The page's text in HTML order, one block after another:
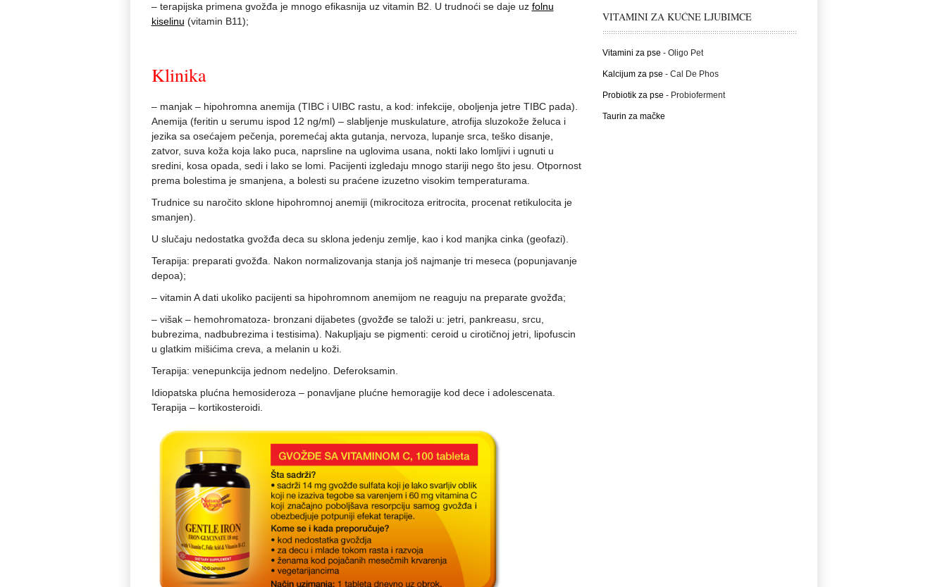
– terapijska primena gvožđa je mnogo efikasnija uz vitamin B2. U trudnoći se daje uz folnu
kiselinu (vitamin B11);
Klinika
– manjak – hipohromna anemija (TIBC i UIBC rastu, a kod: infekcije, oboljenja jetre TIBC pada).
Anemija (feritin u serumu ispod 12 ng/ml) – slabljenje muskulature, atrofija sluzokože želuca i
jezika sa osećajem pečenja, poremećaj akta gutanja, nervoza, lupanje srca, teško disanje,
zatvor, suva koža koja lako puca, naprsline na uglovima usana, nokti lako lomljivi i ugnuti u
sredini, kosa opada, sedi i lako se lomi. Pacijenti izgledaju mnogo stariji nego što jesu. Otpornost
prema bolestima je smanjena, a bolesti su praćene izuzetno visokim temperaturama.
Trudnice su naročito sklone hipohromnoj anemiji (mikrocitoza eritrocita, procenat retikulocita je
smanjen).
U slučaju nedostatka gvožđa deca su sklona jedenju zemlje, kao i kod manjka cinka (geofazi).
Terapija: preparati gvožđa. Nakon normalizovanja stanja još najmanje tri meseca (popunjavanje
depoa);
– vitamin A dati ukoliko pacijenti sa hipohromnom anemijom ne reaguju na preparate gvožđa;
– višak – hemohromatoza- bronzani dijabetes (gvožđe se taloži u: jetri, pankreasu, srcu,
bubrezima, nadbubrezima i testisima). Nakupljaju se pigmenti: ceroid u cirotičnoj jetri, lipofuscin
u glatkim mišićima creva, a melanin u koži.
Terapija: venepunkcija jednom nedeljno. Deferoksamin.
Idiopatska plućna hemosideroza – ponavljane plućne hemoragije kod dece i adolescenata.
Terapija – kortikosteroidi.
VITAMINI ZA KUĆNE LJUBIMCE
Vitamini za pse - Oligo Pet
Kalcijum za pse - Cal De Phos
Probiotik za pse - Probioferment
Taurin za mačke